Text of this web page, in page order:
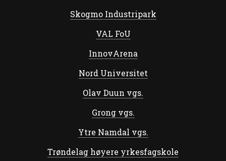
Skogmo Industripark
VAL FoU
InnovArena
Nord Universitet
Olav Duun vgs.
Grong vgs.
Ytre Namdal vgs.
Trøndelag høyere yrkesfagskole